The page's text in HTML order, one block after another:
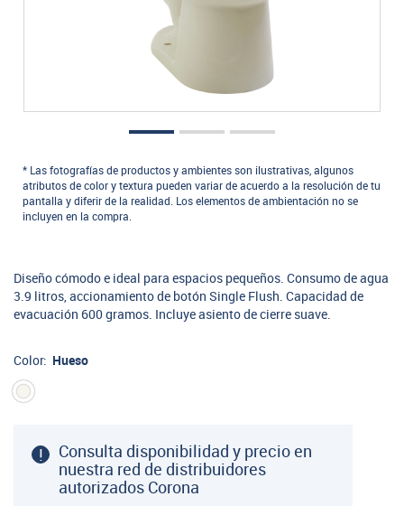
* Las fotografías de productos y ambientes son ilustrativas, algunos
atributos de color y textura pueden variar de acuerdo a la resolución de tu
pantalla y diferir de la realidad. Los elementos de ambientación no se
incluyen en la compra.
Diseño cómodo e ideal para espacios pequeños. Consumo de agua
3.9 litros, accionamiento de botón Single Flush. Capacidad de
evacuación 600 gramos. Incluye asiento de cierre suave.
Color: Hueso
Consulta disponibilidad y precio en
nuestra red de distribuidores
autorizados Corona